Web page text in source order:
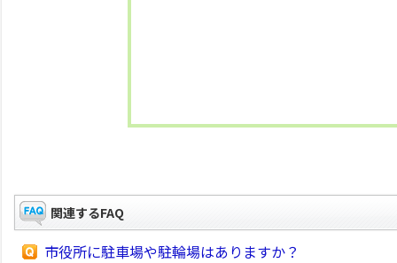
関連するFAQ
市役所に駐車場や駐輪場はありますか？